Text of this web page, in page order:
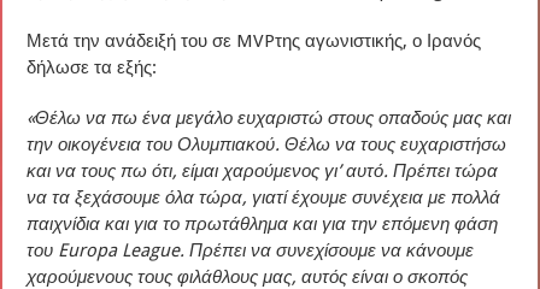
Μετά την ανάδειξή του σε MVPτης αγωνιστικής, ο Ιρανός
δήλωσε τα εξής:
«Θέλω να πω ένα μεγάλο ευχαριστώ στους οπαδούς μας και
την οικογένεια του Ολυμπιακού. Θέλω να τους ευχαριστήσω
και να τους πω ότι, είμαι χαρούμενος γι’ αυτό. Πρέπει τώρα
να τα ξεχάσουμε όλα τώρα, γιατί έχουμε συνέχεια με πολλά
παιχνίδια και για το πρωτάθλημα και για την επόμενη φάση
του Europa League. Πρέπει να συνεχίσουμε να κάνουμε
χαρούμενους τους φιλάθλους μας, αυτός είναι ο σκοπός